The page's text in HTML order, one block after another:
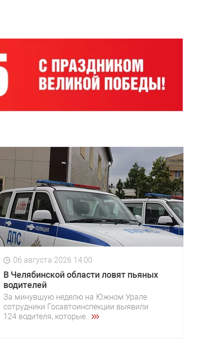
06 августа 2026 14:00
В Челябинской области ловят пьяных
водителей
За минувшую неделю на Южном Урале
сотрудники Госавтоинспекции выявили
124 водителя, которые...